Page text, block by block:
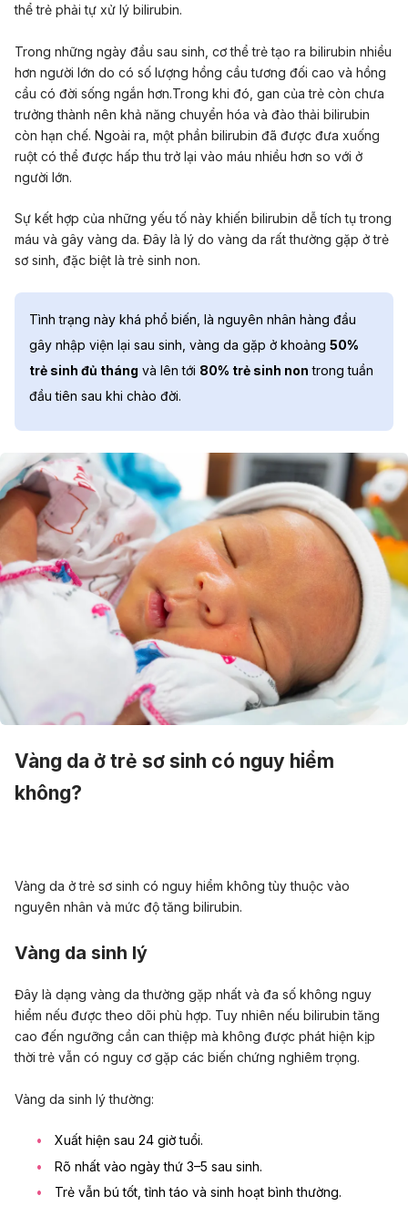
thể trẻ phải tự xử lý bilirubin.
Trong những ngày đầu sau sinh, cơ thể trẻ tạo ra bilirubin nhiều
hơn người lớn do có số lượng hồng cầu tương đối cao và hồng
cầu có đời sống ngắn hơn.Trong khi đó, gan của trẻ còn chưa
trưởng thành nên khả năng chuyển hóa và đào thải bilirubin
còn hạn chế. Ngoài ra, một phần bilirubin đã được đưa xuống
ruột có thể được hấp thu trở lại vào máu nhiều hơn so với ở
người lớn.
Sự kết hợp của những yếu tố này khiến bilirubin dễ tích tụ trong
máu và gây vàng da. Đây là lý do vàng da rất thường gặp ở trẻ
sơ sinh, đặc biệt làtrẻ sinh non.
Tình trạng này khá phổ biến, là nguyên nhân hàng đầu
gây nhập viện lại sau sinh, vàng da gặp ở khoảng 50%
trẻ sinh đủ tháng và lên tới 80% trẻ sinh non trong tuần
đầu tiên sau khi chào đời.
Vàng da ở trẻ sơ sinh có nguy hiểm
không?
Vàng da ở trẻ sơ sinh có nguy hiểm không tùy thuộc vào
nguyên nhân và mức độ tăng bilirubin.
Vàng da sinh lý
Đây là dạng vàng da thường gặp nhất và đa số không nguy
hiểm nếu được theo dõi phù hợp. Tuy nhiên nếu bilirubin tăng
cao đến ngưỡng cần can thiệp mà không được phát hiện kịp
thời trẻ vẫn có nguy cơ gặp các biến chứng nghiêm trọng.
Vàng da sinh lý thường:
Xuất hiện sau 24 giờ tuổi.
Rõ nhất vào ngày thứ 3–5 sau sinh.
Trẻ vẫn bú tốt, tỉnh táo và sinh hoạt bình thường.